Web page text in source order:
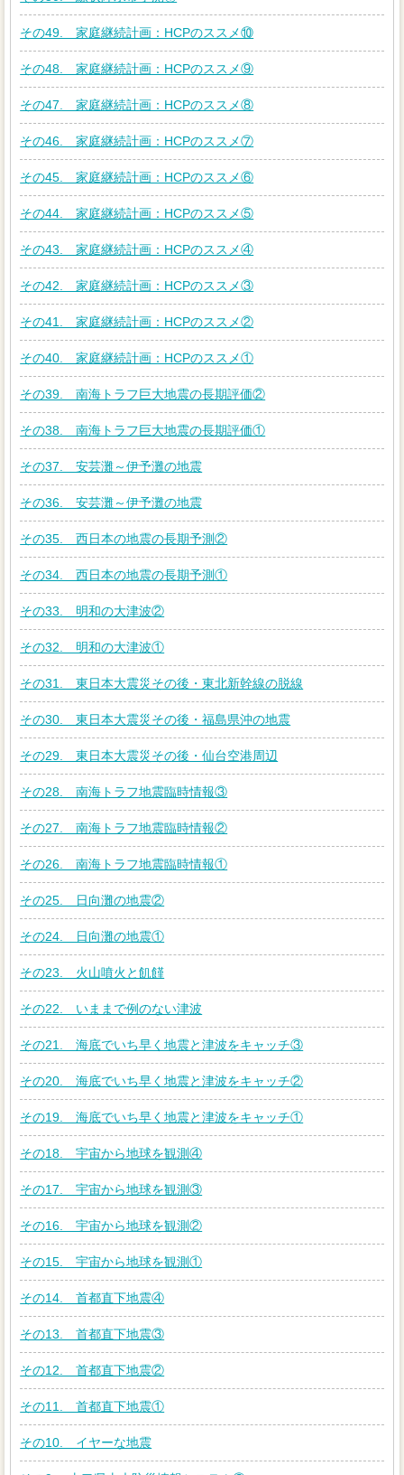
その49. 家庭継続計画：HCPのススメ⑩
その48. 家庭継続計画：HCPのススメ⑨
その47. 家庭継続計画：HCPのススメ⑧
その46. 家庭継続計画：HCPのススメ⑦
その45. 家庭継続計画：HCPのススメ⑥
その44. 家庭継続計画：HCPのススメ⑤
その43. 家庭継続計画：HCPのススメ④
その42. 家庭継続計画：HCPのススメ③
その41. 家庭継続計画：HCPのススメ②
その40. 家庭継続計画：HCPのススメ①
その39. 南海トラフ巨大地震の長期評価②
その38. 南海トラフ巨大地震の長期評価①
その37. 安芸灘～伊予灘の地震
その36. 安芸灘～伊予灘の地震
その35. 西日本の地震の長期予測②
その34. 西日本の地震の長期予測①
その33. 明和の大津波②
その32. 明和の大津波①
その31. 東日本大震災その後・東北新幹線の脱線
その30. 東日本大震災その後・福島県沖の地震
その29. 東日本大震災その後・仙台空港周辺
その28. 南海トラフ地震臨時情報③
その27. 南海トラフ地震臨時情報②
その26. 南海トラフ地震臨時情報①
その25. 日向灘の地震②
その24. 日向灘の地震①
その23. 火山噴火と飢饉
その22. いままで例のない津波
その21. 海底でいち早く地震と津波をキャッチ③
その20. 海底でいち早く地震と津波をキャッチ②
その19. 海底でいち早く地震と津波をキャッチ①
その18. 宇宙から地球を観測④
その17. 宇宙から地球を観測③
その16. 宇宙から地球を観測②
その15. 宇宙から地球を観測①
その14. 首都直下地震④
その13. 首都直下地震③
その12. 首都直下地震②
その11. 首都直下地震①
その10. イヤーな地震